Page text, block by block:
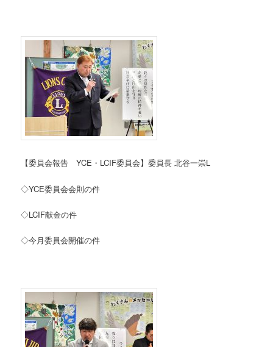
【委員会報告 YCE・LCIF委員会】委員長 北谷一崇L
◇YCE委員会会則の件
◇LCIF献金の件
◇今月委員会開催の件